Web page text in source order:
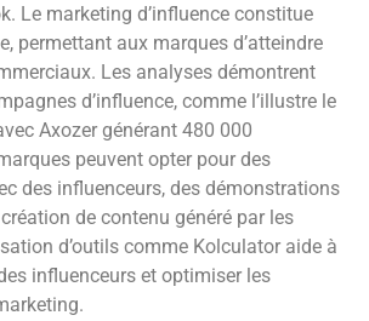
Le marketing d’influence constitue
permettant aux marques d’atteindre
Les analyses démontrent
d’influence, comme l’illustre le
Axozer générant 480 000
peuvent opter pour des
des influenceurs, des démonstrations
de contenu généré par les
d’outils comme Kolculator aide à
influenceurs et optimiser les